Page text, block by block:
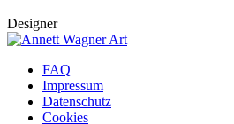
Designer
FAQ
Impressum
Datenschutz
Cookies